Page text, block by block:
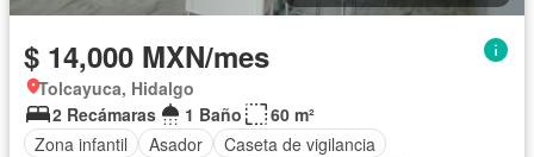
$ 14,000 MXN/mes
Tolcayuca, Hidalgo
2 Recámaras
1 Baño
60 m²
Zona infantil
Asador
Caseta de vigilancia